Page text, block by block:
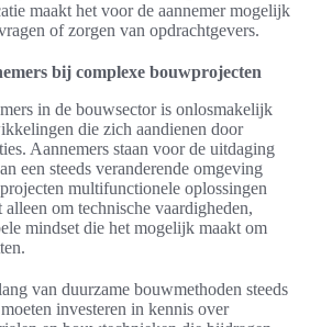
maakt het voor de aannemer mogelijk
of zorgen van opdrachtgevers.
bij complexe bouwprojecten
in de bouwsector is onlosmakelijk
die zich aandienen door
Aannemers staan voor de uitdaging
een steeds veranderende omgeving
multifunctionele oplossingen
om technische vaardigheden,
mindset die het mogelijk maakt om
van duurzame bouwmethoden steeds
investeren in kennis over